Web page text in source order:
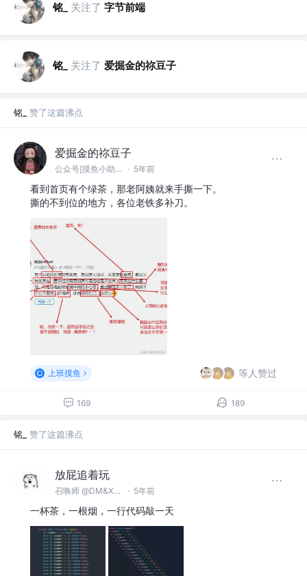
铭_ 关注了 字节前端
铭_ 关注了 爱掘金的祢豆子
铭_ 赞了这篇沸点
爱掘金的祢豆子
公众号[摸鱼小助手]，欢迎关注～ · 5年前
看到首页有个绿茶，那老阿姨就来手撕一下。
撕的不到位的地方，各位老铁多补刀。
上班摸鱼 等人赞过
169 189
铭_ 赞了这篇沸点
放屁追着玩
召唤师 @DM&XY(德玛西亚)APC事业群 · 5年前
一杯茶，一根烟，一行代码敲一天